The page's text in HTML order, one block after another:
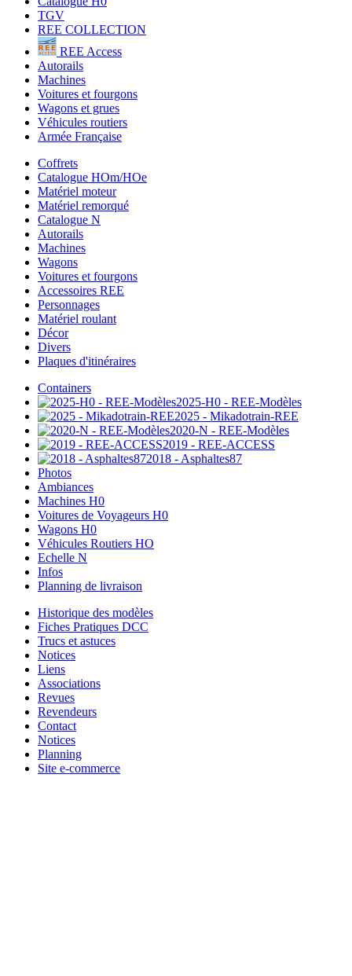
TGV
REE COLLECTION
REE Access
Autorails
Machines
Voitures et fourgons
Wagons et grues
Véhicules routiers
Armée Française
Coffrets
Catalogue HOm/HOe
Matériel moteur
Matériel remorqué
Catalogue N
Autorails
Machines
Wagons
Voitures et fourgons
Accessoires REE
Personnages
Matériel roulant
Décor
Divers
Plaques d'itinéraires
Containers
2025-H0 - REE-Modèles
2025 - Mikadotrain-REE
2020-N - REE-Modèles
2019 - REE-ACCESS
2018 - Asphaltes87
Photos
Ambiances
Machines H0
Voitures de Voyageurs H0
Wagons H0
Véhicules Routiers HO
Echelle N
Infos
Planning de livraison
Historique des modèles
Fiches Pratiques DCC
Trucs et astuces
Notices
Liens
Associations
Revues
Revendeurs
Contact
Notices
Planning
Site e-commerce